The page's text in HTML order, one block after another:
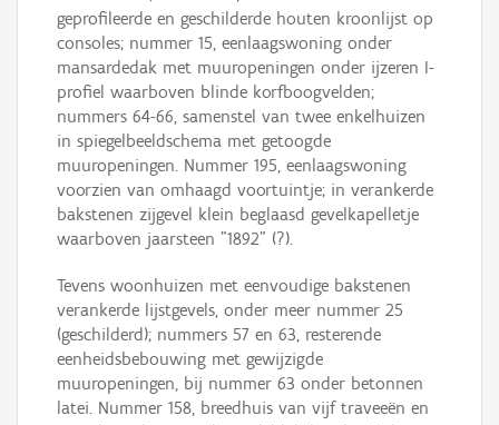
geprofileerde en geschilderde houten kroonlijst op
consoles; nummer 15, eenlaagswoning onder
mansardedak met muuropeningen onder ijzeren I-
profiel waarboven blinde korfboogvelden;
nummers 64-66, samenstel van twee enkelhuizen
in spiegelbeeldschema met getoogde
muuropeningen. Nummer 195, eenlaagswoning
voorzien van omhaagd voortuintje; in verankerde
bakstenen zijgevel klein beglaasd gevelkapelletje
waarboven jaarsteen "1892" (?).
Tevens woonhuizen met eenvoudige bakstenen
verankerde lijstgevels, onder meer nummer 25
(geschilderd); nummers 57 en 63, resterende
eenheidsbebouwing met gewijzigde
muuropeningen, bij nummer 63 onder betonnen
latei. Nummer 158, breedhuis van vijf traveeën en